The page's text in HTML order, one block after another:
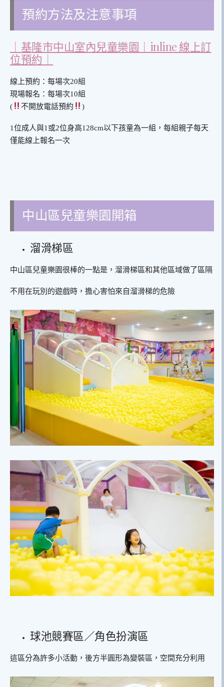
預約方法及注意事項
｜基隆市中山室內兒童樂園｜inline 線上訂
位預約｜
線上預約：每場次20組
現場報名：每場次10組
(
不開放電話預約 )
1位成人與1或2位身高128cm以下孩童為一組，每組親子每天
僅能線上報名一次
中山區兒童樂園開箱
溜滑梯區
中山區兒童樂園很棒的一點是，溜滑梯區和其他區域做了區隔
不用在玩別的遊戲時，擔心害怕來自溜滑梯的危險
球池競賽區／角色扮演區
這區分為許多小活動，後方半圓形為變裝區，空間充分利用